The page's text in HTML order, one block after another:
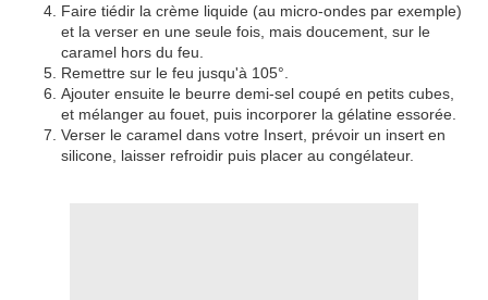
Faire tiédir la crème liquide (au micro-ondes par exemple)
et la verser en une seule fois, mais doucement, sur le
caramel hors du feu.
Remettre sur le feu jusqu'à 105°.
Ajouter ensuite le beurre demi-sel coupé en petits cubes,
et mélanger au fouet, puis incorporer la gélatine essorée.
Verser le caramel dans votre Insert, prévoir un insert en
silicone, laisser refroidir puis placer au congélateur.